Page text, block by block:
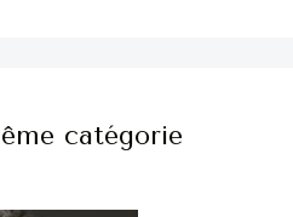
catégorie